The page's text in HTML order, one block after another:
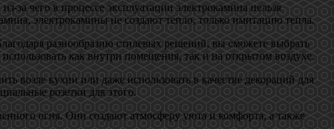
за чего в процессе эксплуатации электрокамина нельзя
электрокамины не создают тепло, только имитацию тепла.
разнообразию стилевых решений, вы сможете выбрать
как внутри помещения, так и на открытом воздухе.
возле кухни или даже использовать в качестве декораций для
розетки для этого.
огня. Они создают атмосферу уюта и комфорта, а также